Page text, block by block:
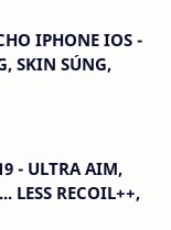
IPHONE IOS -
SKIN SÚNG,
- ULTRA AIM,
LESS RECOIL++,